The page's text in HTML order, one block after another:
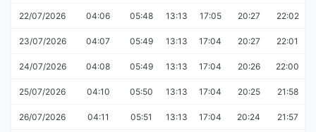
22/07/2026 04:06 05:48 13:13 17:05 20:27 22:02
23/07/2026 04:07 05:49 13:13 17:04 20:27 22:01
24/07/2026 04:08 05:49 13:13 17:04 20:26 22:00
25/07/2026 04:10 05:50 13:13 17:04 20:25 21:58
26/07/2026 04:11 05:51 13:13 17:04 20:24 21:57